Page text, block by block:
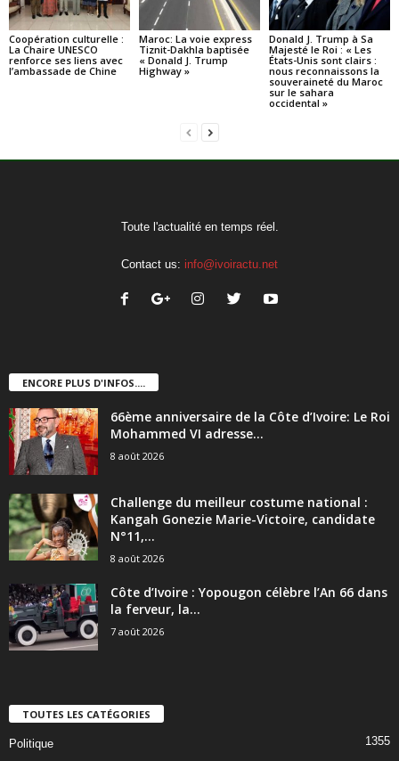
Coopération culturelle :
La Chaire UNESCO
renforce ses liens avec
l’ambassade de Chine
Maroc: La voie express
Tiznit-Dakhla baptisée
« Donald J. Trump
Highway »
Donald J. Trump à Sa
Majesté le Roi : « Les
États-Unis sont clairs :
nous reconnaissons la
souveraineté du Maroc
sur le sahara
occidental »
Toute l'actualité en temps réel.
Contact us: info@ivoiractu.net
ENCORE PLUS D'INFOS....
66ème anniversaire de la Côte d’Ivoire: Le Roi
Mohammed VI adresse...
8 août 2026
Challenge du meilleur costume national :
Kangah Gonezie Marie-Victoire, candidate
N°11,...
8 août 2026
Côte d’Ivoire : Yopougon célèbre l’An 66 dans
la ferveur, la...
7 août 2026
TOUTES LES CATÉGORIES
Politique
1355